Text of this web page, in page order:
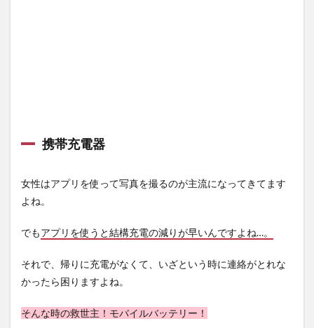
携帯充電器
女性はアプリを使って写真を撮るのが主流になってきてます
よね。
でもアプリを使うと結構充電の減りが早いんですよね…。
それで、帰りに充電がなくて、いざという時に連絡がとれな
かったら困りますよね。
そんな時の救世主！モバイルバッテリー！